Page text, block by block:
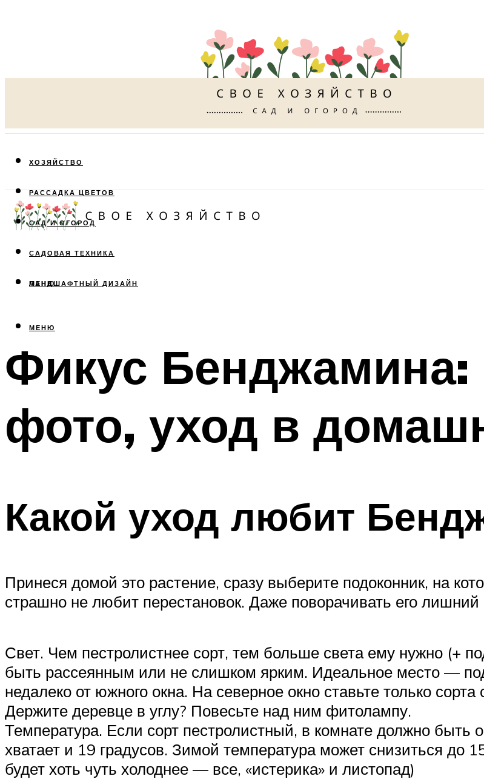
ХОЗЯЙСТВО
РАССАДКА ЦВЕТОВ
САД И ОГОРОД
САДОВАЯ ТЕХНИКА
ЛАНДШАФТНЫЙ ДИЗАЙН
МЕНЮ
МЕНЮ
Фикус Бенджамина:
фото, уход в
Какой уход любит
Принеся домой это растение, сразу выберите подоконник, на
страшно не любит перестановок. Даже поворачивать его лишний
Свет. Чем пестролистнее сорт, тем больше света ему нужно (+
быть рассеянным или не слишком ярким. Идеальное место —
недалеко от южного окна. На северное окно ставьте только
Держите деревце в углу? Повесьте над ним фитолампу.
Температура. Если сорт пестролистный, в комнате должно быть
хватает и 19 градусов. Зимой температура может снизиться до
будет хоть чуть холоднее — все, «истерика» и листопад)